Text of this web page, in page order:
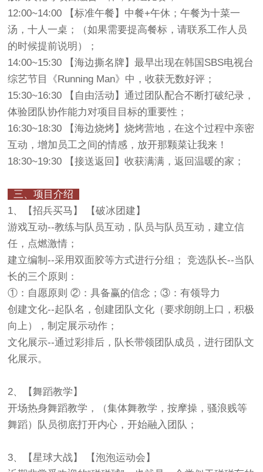
12:00~14:00 【标准午餐】中餐+午休；午餐为十菜一
汤，十人一桌；（如果需要提高餐标，请联系工作人员
的时候提前说明）；
14:00~15:30 【海边撕名牌】最早出现在韩国SBS电视台
综艺节目《Running Man》中，收获无数好评；
15:30~16:30 【自由活动】通过团队配合不断打破纪录，
体验团队协作能力对项目目标的重要性；
16:30~18:30 【海边烧烤】烧烤营地，在这个过程中亲密
互动，增加员工之间的情感，放开那颗菜让我来！
18:30~19:30 【接送返回】收获满满，返回温暖的家；
三、项目介绍
1、【招兵买马】 【破冰团建】
游戏互动--教练与队员互动，队员与队员互动，建立信
任，点燃激情；
建立编制--采用双面胶等方式进行分组； 竞选队长--当队
长的三个原则：
①：自愿原则 ②：具备赢的信念；③：有领导力
创建文化--起队名，创建团队文化（要求朗朗上口，积极
向上），制定展示动作；
文化展示--通过彩排后，队长带领团队成员，进行团队文
化展示。
2、【舞蹈教学】
开场热身舞蹈教学，（集体舞教学，按摩操，骚浪贱等
舞蹈）队员彻底打开内心，开始融入团队；
3、【星球大战】 【泡泡运动会】